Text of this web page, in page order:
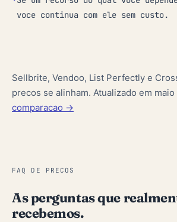
voce continua com ele sem custo.
Sellbrite, Vendoo, List Perfectly e
precos se alinham. Atualizado em
comparacao ->
FAQ DE PRECOS
As perguntas que
recebemos.